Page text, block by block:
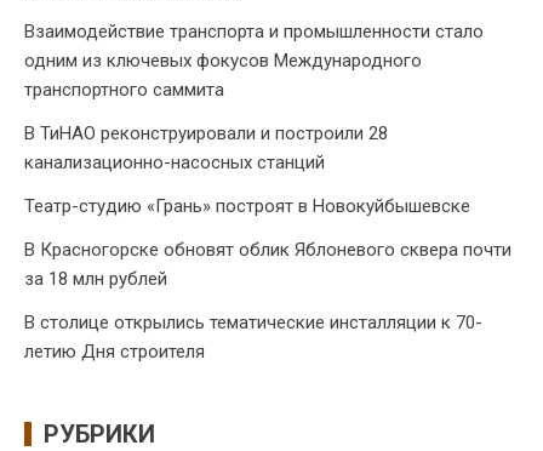
Взаимодействие транспорта и промышленности стало
одним из ключевых фокусов Международного
транспортного саммита
В ТиНАО реконструировали и построили 28
канализационно-насосных станций
Театр-студию «Грань» построят в Новокуйбышевске
В Красногорске обновят облик Яблоневого сквера почти
за 18 млн рублей
В столице открылись тематические инсталляции к 70-
летию Дня строителя
РУБРИКИ